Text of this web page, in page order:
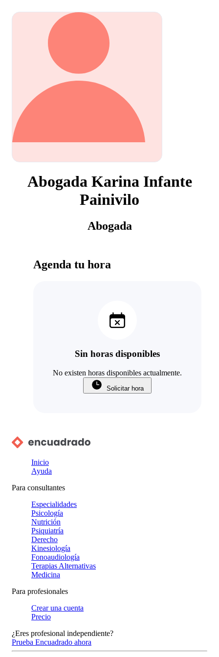
Abogada Karina Infante
Painivilo
Abogada
Agenda tu hora
Sin horas disponibles
No existen horas disponibles actualmente.
Solicitar hora
Inicio
Ayuda
Para consultantes
Especialidades
Psicología
Nutrición
Psiquiatría
Derecho
Kinesiología
Fonoaudiología
Terapias Alternativas
Medicina
Para profesionales
Crear una cuenta
Precio
¿Eres profesional independiente?
Prueba Encuadrado ahora